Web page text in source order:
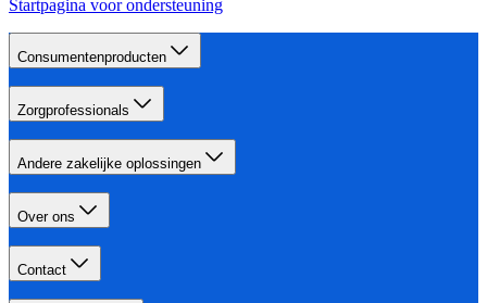
Startpagina voor ondersteuning
Consumentenproducten
Zorgprofessionals
Andere zakelijke oplossingen
Over ons
Contact